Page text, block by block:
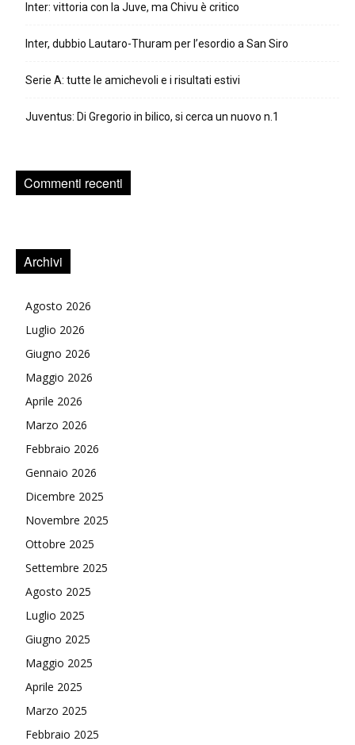
Inter: vittoria con la Juve, ma Chivu è critico
Inter, dubbio Lautaro-Thuram per l’esordio a San Siro
Serie A: tutte le amichevoli e i risultati estivi
Juventus: Di Gregorio in bilico, si cerca un nuovo n.1
Commenti recenti
Archivi
Agosto 2026
Luglio 2026
Giugno 2026
Maggio 2026
Aprile 2026
Marzo 2026
Febbraio 2026
Gennaio 2026
Dicembre 2025
Novembre 2025
Ottobre 2025
Settembre 2025
Agosto 2025
Luglio 2025
Giugno 2025
Maggio 2025
Aprile 2025
Marzo 2025
Febbraio 2025